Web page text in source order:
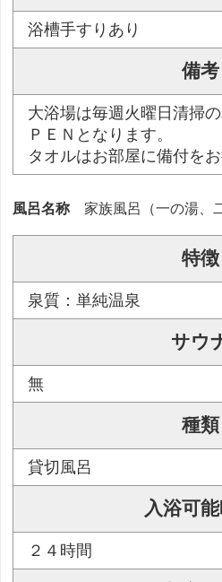
浴槽手すりあり
備考
大浴場は毎週火曜日清掃
ＰＥＮとなります。
タオルはお部屋に備付をお
風呂名称 家族風呂（一の湯、
特徴
泉質：単純温泉
サウ
無
種類
貸切風呂
入浴可
２４時間